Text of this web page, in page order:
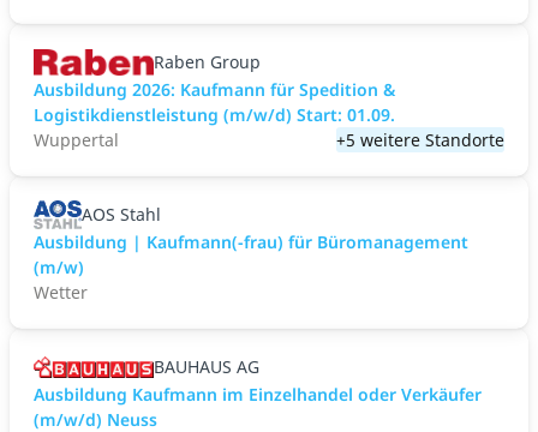
Raben Group
Ausbildung 2026: Kaufmann für Spedition &
Logistikdienstleistung (m/w/d) Start: 01.09.​
Wuppertal
+5 weitere Standorte
AOS Stahl
Ausbildung | Kaufmann(-frau) für Büromanagement
(m/w)
Wetter
BAUHAUS AG
Ausbildung Kaufmann im Einzelhandel oder Verkäufer
(m/w/d) Neuss